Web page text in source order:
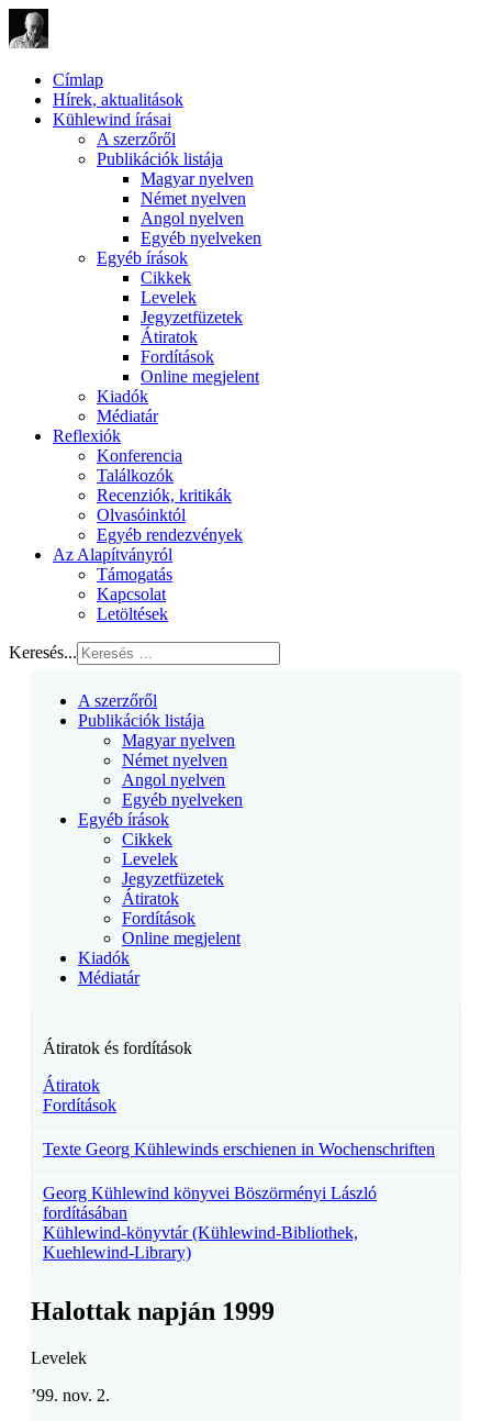
Címlap
Hírek, aktualitások
Kühlewind írásai
A szerzőről
Publikációk listája
Magyar nyelven
Német nyelven
Angol nyelven
Egyéb nyelveken
Egyéb írások
Cikkek
Levelek
Jegyzetfüzetek
Átiratok
Fordítások
Online megjelent
Kiadók
Médiatár
Reflexiók
Konferencia
Találkozók
Recenziók, kritikák
Olvasóinktól
Egyéb rendezvények
Az Alapítványról
Támogatás
Kapcsolat
Letöltések
Keresés...
A szerzőről
Publikációk listája
Magyar nyelven
Német nyelven
Angol nyelven
Egyéb nyelveken
Egyéb írások
Cikkek
Levelek
Jegyzetfüzetek
Átiratok
Fordítások
Online megjelent
Kiadók
Médiatár
Átiratok és fordítások
Átiratok
Fordítások
Texte Georg Kühlewinds erschienen in Wochenschriften
Georg Kühlewind könyvei Böszörményi László
fordításában
Kühlewind-könyvtár (Kühlewind-Bibliothek,
Kuehlewind-Library)
Halottak napján 1999
Levelek
’99. nov. 2.